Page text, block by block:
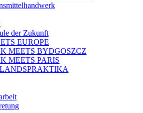
der Zukunft
EUROPE
MEETS BYDGOSZCZ
MEETS PARIS